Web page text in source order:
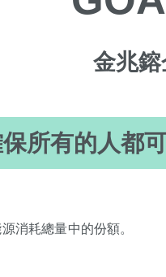
金兆鎔
所有的人都
消耗總量中的份額。